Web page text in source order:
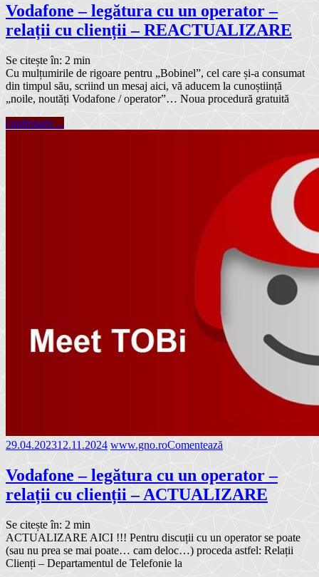
Vodafone – legătura cu un operator –
relații cu clienții – REACTUALIZARE
Se citește în: 2 min
Cu mulțumirile de rigoare pentru „Bobinel”, cel care și-a consumat
din timpul său, scriind un mesaj aici, vă aducem la cunoștiință
„noile, noutăți Vodafone / operator”… Noua procedură gratuită
continuare ...
29.04.202312.11.2024 www.gno.roComentează
Vodafone – legătura cu un operator –
relații cu clienții – ACTUALIZARE
Se citește în: 2 min
ACTUALIZARE AICI !!! Pentru discuții cu un operator se poate
(sau nu prea se mai poate… cam deloc…) proceda astfel: Relații
Clienți – Departamentul de Telefonie la